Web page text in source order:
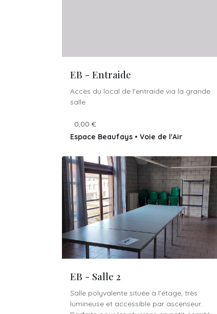
EB - Entraide
Accès du local de l'entraide via la grande
salle
0,00 €
Espace Beaufays • Voie de l'Air
EB - Salle 2
Salle polyvalente située à l'étage, très
lumineuse et accessible par ascenseur.